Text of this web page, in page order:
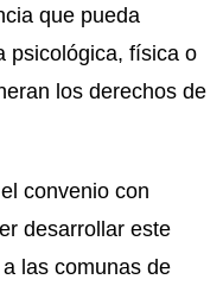
que pueda
psicológica, física o
los derechos de
convenio con
desarrollar este
las comunas de